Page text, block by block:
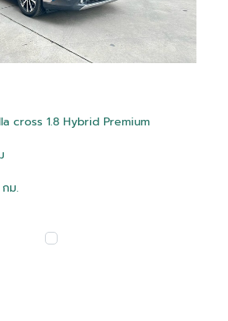
cross 1.8 Hybrid Premium
ม.